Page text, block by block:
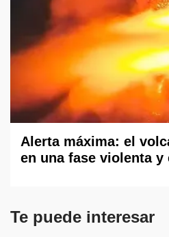
Alerta máxima: el
en una fase violenta y
Te puede interesar